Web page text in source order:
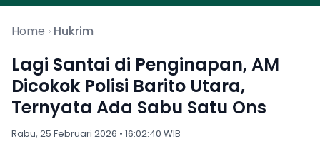
Home Hukrim
Lagi Santai di Penginapan, AM
Dicokok Polisi Barito Utara,
Ternyata Ada Sabu Satu Ons
Rabu, 25 Februari 2026 • 16:02:40 WIB